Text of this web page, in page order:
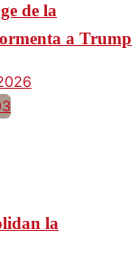
de la
a Trump
la